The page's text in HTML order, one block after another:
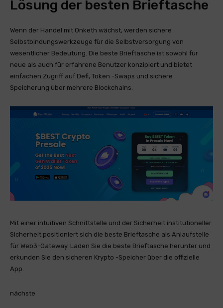
Lösung der besten Brieftasche
Wenn der Handel mit Onketh wächst, werden sichere
Selbstbindungswerkzeuge für die Selbstversorgung von
wesentlicher Bedeutung. Die beste Brieftasche ist sowohl für
neue als auch für erfahrene Benutzer konzipiert und bietet
einfachen Zugriff auf Defi, Token -Swaps und sichere
Speicherung über mehrere Blockchains.
Mit einer intuitiven Schnittstelle und der Sicherheit institutioneller
Sicherheit positioniert sich die beste Brieftasche als Anlaufstelle
für Web3-Gateway. Laden Sie die beste Brieftasche herunter und
erkunden Sie den sicheren Krypto -Speicher über die offizielle
App.
nächste